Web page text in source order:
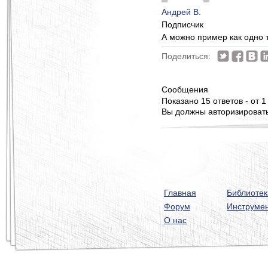
Андрей В.
Подписчик
А можно пример как одно
Поделиться:
Сообщения
Показано 15 ответов - от
Вы должны
Главная
Форум
О нас